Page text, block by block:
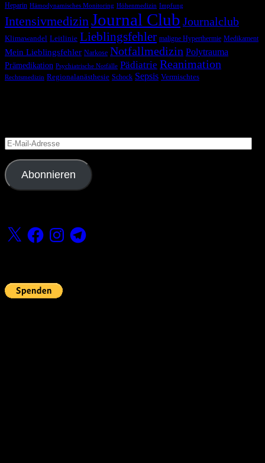
Heparin Hämodynamisches Monitoring Höhenmedizin Impfung
IntensivmedizinJournal Club Journalclub
Klimawandel Leitlinie Lieblingsfehler maligne Hyperthermie Medikament
Mein Lieblingsfehler Narkose Notfallmedizin Polytrauma
Prämedikation Psychiatrische Notfälle Pädiatrie Reanimation
Rechtsmedizin Regionalanästhesie Schock Sepsis Vermischtes
E-
Mail-
Adresse
Abonnieren
X FacebookInstagramTelegram